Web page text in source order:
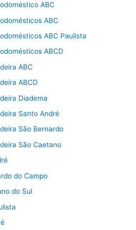
ABC
ABC
ABC Paulista
ABCD
ABC
ABCD
Diadema
Santo André
São Bernardo
São Caetano
do Campo
do Sul